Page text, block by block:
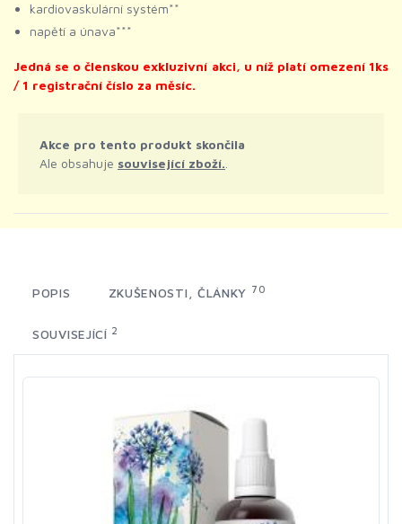
kardiovaskulární systém**
napětí a únava***
Jedná se o členskou exkluzivní akci, u níž platí omezení 1ks
/ 1 registrační číslo za měsíc.
Akce pro tento produkt skončila
Ale obsahuje související zboží.
POPIS ZKUŠENOSTI, ČLÁNKY 70
SOUVISEJÍCÍ 2